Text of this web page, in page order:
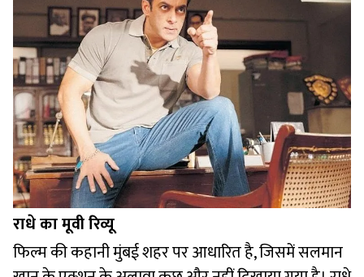
राधे का मूवी रिव्यू
फिल्म की कहानी मुंबई शहर पर आधारित है, जिसमें सलमान